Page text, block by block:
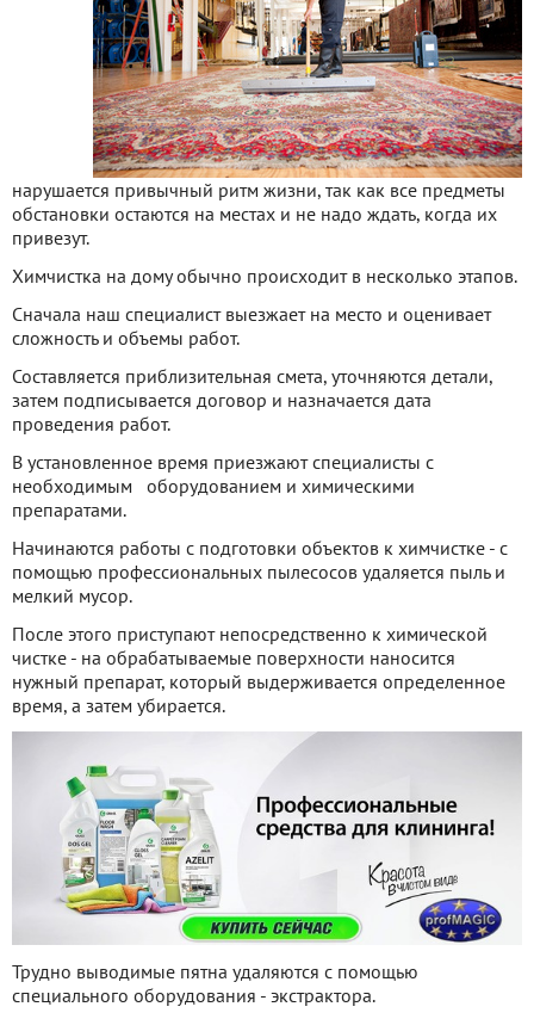
нарушается привычный ритм жизни, так как все предметы
обстановки остаются на местах и не надо ждать, когда их
привезут.
Химчистка на дому обычно происходит в несколько этапов.
Сначала наш специалист выезжает на место и оценивает
сложность и объемы работ.
Составляется приблизительная смета, уточняются детали,
затем подписывается договор и назначается дата
проведения работ.
В установленное время приезжают специалисты с
необходимым оборудованием и химическими
препаратами.
Начинаются работы с подготовки объектов к химчистке - с
помощью профессиональных пылесосов удаляется пыль и
мелкий мусор.
После этого приступают непосредственно к химической
чистке - на обрабатываемые поверхности наносится
нужный препарат, который выдерживается определенное
время, а затем убирается.
Трудно выводимые пятна удаляются с помощью
специального оборудования - экстрактора.